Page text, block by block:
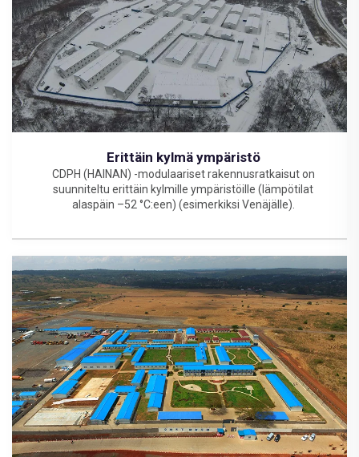
Erittäin kylmä ympäristö
CDPH (HAINAN) -modulaariset rakennusratkaisut on
suunniteltu erittäin kylmille ympäristöille (lämpötilat
alaspäin –52 °C:een) (esimerkiksi Venäjälle).